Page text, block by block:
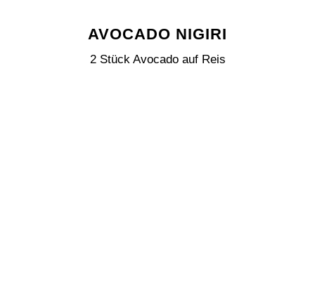
AVOCADO NIGIRI
2 Stück Avocado auf Reis